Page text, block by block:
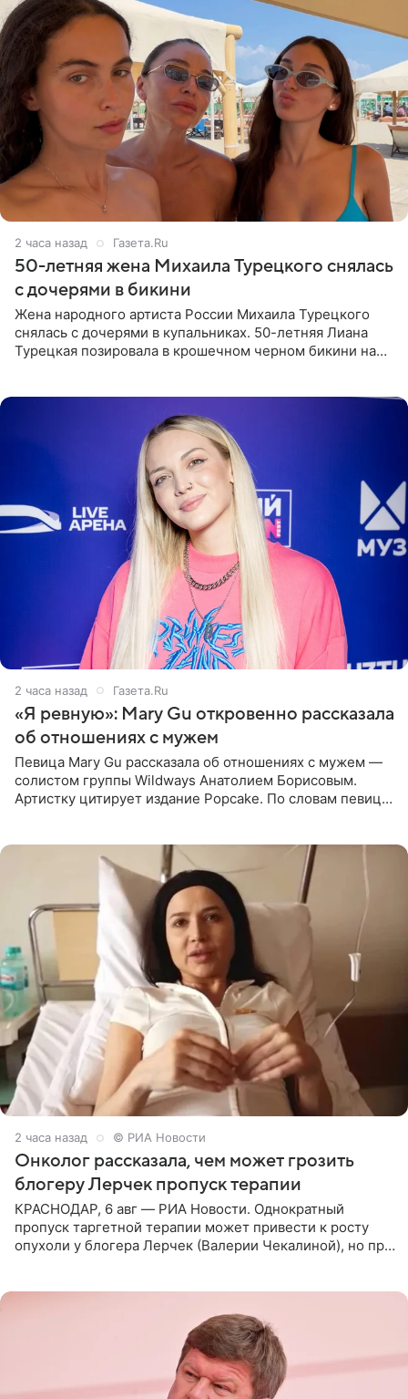
2 часа назад Газета.Ru
50-летняя жена Михаила Турецкого снялась
с дочерями в бикини
Жена народного артиста России Михаила Турецкого
снялась с дочерями в купальниках. 50-летняя Лиана
Турецкая позировала в крошечном черном бикини на
2 часа назад Газета.Ru
«Я ревную»: Mary Gu откровенно рассказала
об отношениях с мужем
Певица Mary Gu рассказала об отношениях с мужем —
солистом группы Wildways Анатолием Борисовым.
Артистку цитирует издание Popcake. По словам певицы,
2 часа назад © РИА Новости
Онколог рассказала, чем может грозить
блогеру Лерчек пропуск терапии
КРАСНОДАР, 6 авг — РИА Новости. Однократный
пропуск таргетной терапии может привести к росту
опухоли у блогера Лерчек (Валерии Чекалиной), но при